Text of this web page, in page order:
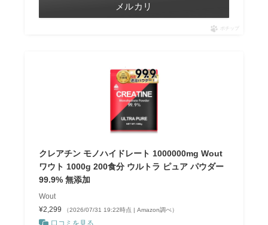
メルカリ
ポチップ
クレアチン モノハイドレート 1000000mg Wout
ワウト 1000g 200食分 ウルトラ ピュア パウダー
99.9% 無添加
Wout
¥2,299
（2026/07/31 19:22時点 | Amazon調べ）
口コミを見る